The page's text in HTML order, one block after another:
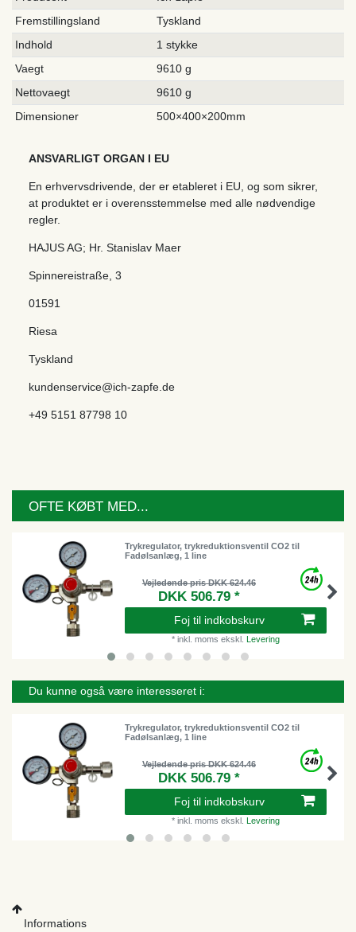
Fremstillingsland
Tyskland
Indhold
1 stykke
Vaegt
9610 g
Nettovaegt
9610 g
Dimensioner
500×400×200mm
ANSVARLIGT ORGAN I EU
En erhvervsdrivende, der er etableret i EU, og som sikrer,
at produktet er i overensstemmelse med alle nødvendige
regler.
HAJUS AG; Hr. Stanislav Maer
Spinnereistraße 3
01591
Riesa
Tyskland
kundenservice@ich-zapfe.de
+49 5151 87798 10
OFTE KØBT MED...
Trykregulator, trykreduktionsventil CO2 til
Fadølsanlæg, 1 line
Vejledende pris DKK 624.46
DKK 506.79 *
Foj til indkobskurv
* inkl. moms ekskl. Levering
Du kunne også være interesseret i:
Trykregulator, trykreduktionsventil CO2 til
Fadølsanlæg, 1 line
Vejledende pris DKK 624.46
DKK 506.79 *
Foj til indkobskurv
* inkl. moms ekskl. Levering
Informations